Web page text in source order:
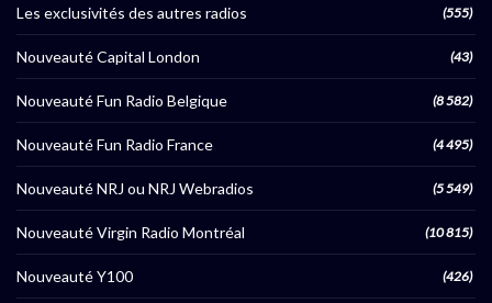
Les exclusivités des autres radios (555)
Nouveauté Capital London (43)
Nouveauté Fun Radio Belgique (8 582)
Nouveauté Fun Radio France (4 495)
Nouveauté NRJ ou NRJ Webradios (5 549)
Nouveauté Virgin Radio Montréal (10 815)
Nouveauté Y100 (426)